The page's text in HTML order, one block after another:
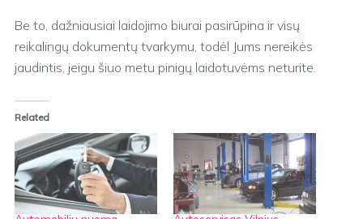
Be to, dažniausiai laidojimo biurai pasirūpina ir visų
reikalingų dokumentų tvarkymu, todėl Jums nereikės
jaudintis, jeigu šiuo metu pinigų laidotuvėms neturite.
Related